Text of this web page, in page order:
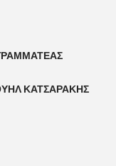
ΚΑΤΣΑΡΑΚΗΣ